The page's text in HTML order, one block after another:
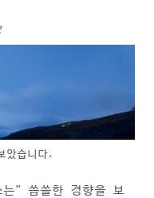
았습니다.
" 씁쓸한 경향을 보